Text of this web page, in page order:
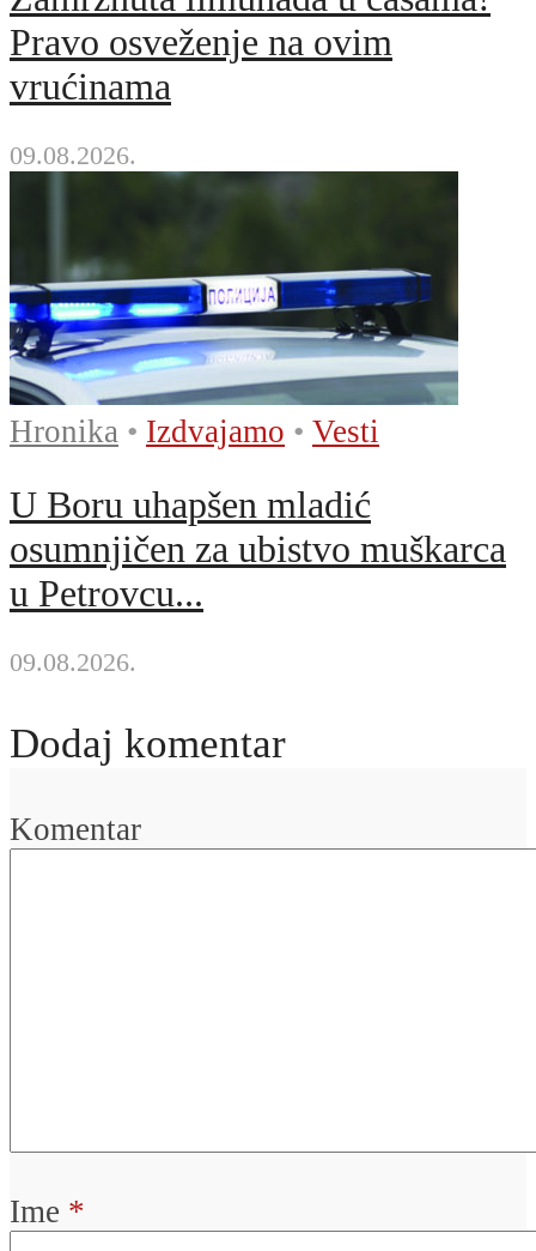
Pravo osveženje na ovim
vrućinama
09.08.2026.
Hronika • Izdvajamo • Vesti
U Boru uhapšen mladić
osumnjičen za ubistvo muškarca
u Petrovcu...
09.08.2026.
Dodaj komentar
Komentar
Ime *